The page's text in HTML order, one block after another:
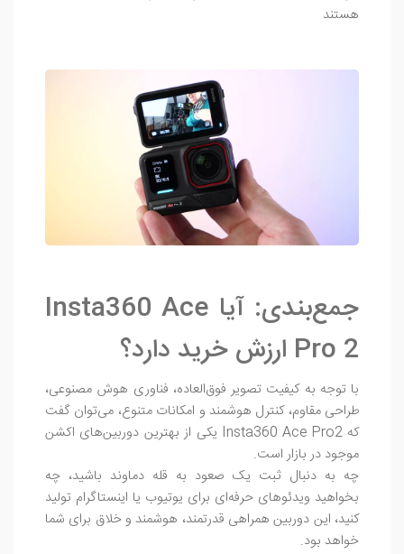
هستند
جمع‌بندی: آیا Insta360 Ace
Pro 2 ارزش خرید دارد؟
با توجه به کیفیت تصویر فوق‌العاده، فناوری هوش مصنوعی،
طراحی مقاوم، کنترل هوشمند و امکانات متنوع، می‌توان گفت
که Insta360 Ace Pro2 یکی از بهترین دوربین‌های اکشن
موجود در بازار است.
چه به دنبال ثبت یک صعود به قله دماوند باشید، چه
بخواهید ویدئوهای حرفه‌ای برای یوتیوب یا اینستاگرام تولید
کنید، این دوربین همراهی قدرتمند، هوشمند و خلاق برای شما
خواهد بود.